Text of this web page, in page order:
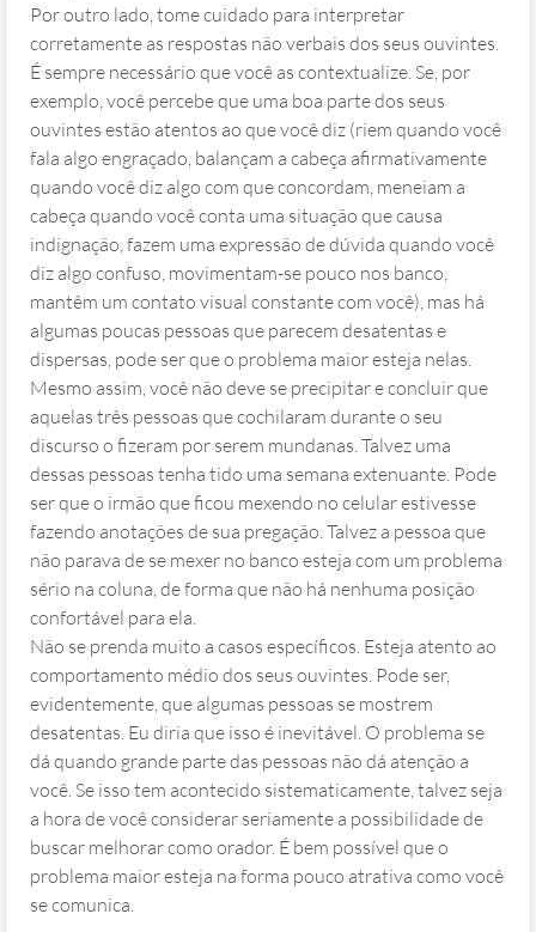
Por outro lado, tome cuidado para interpretar
corretamente as respostas não verbais dos seus ouvintes.
É sempre necessário que você as contextualize. Se, por
exemplo, você percebe que uma boa parte dos seus
ouvintes estão atentos ao que você diz (riem quando você
fala algo engraçado, balançam a cabeça afirmativamente
quando você diz algo com que concordam, meneiam a
cabeça quando você conta uma situação que causa
indignação, fazem uma expressão de dúvida quando você
diz algo confuso, movimentam-se pouco nos banco,
mantêm um contato visual constante com você), mas há
algumas poucas pessoas que parecem desatentas e
dispersas, pode ser que o problema maior esteja nelas.
Mesmo assim, você não deve se precipitar e concluir que
aquelas três pessoas que cochilaram durante o seu
discurso o fizeram por serem mundanas. Talvez uma
dessas pessoas tenha tido uma semana extenuante. Pode
ser que o irmão que ficou mexendo no celular estivesse
fazendo anotações de sua pregação. Talvez a pessoa que
não parava de se mexer no banco esteja com um problema
sério na coluna, de forma que não há nenhuma posição
confortável para ela.
Não se prenda muito a casos específicos. Esteja atento ao
comportamento médio dos seus ouvintes. Pode ser,
evidentemente, que algumas pessoas se mostrem
desatentas. Eu diria que isso é inevitável. O problema se
dá quando grande parte das pessoas não dá atenção a
você. Se isso tem acontecido sistematicamente, talvez seja
a hora de você considerar seriamente a possibilidade de
buscar melhorar como orador. É bem possível que o
problema maior esteja na forma pouco atrativa como você
se comunica.